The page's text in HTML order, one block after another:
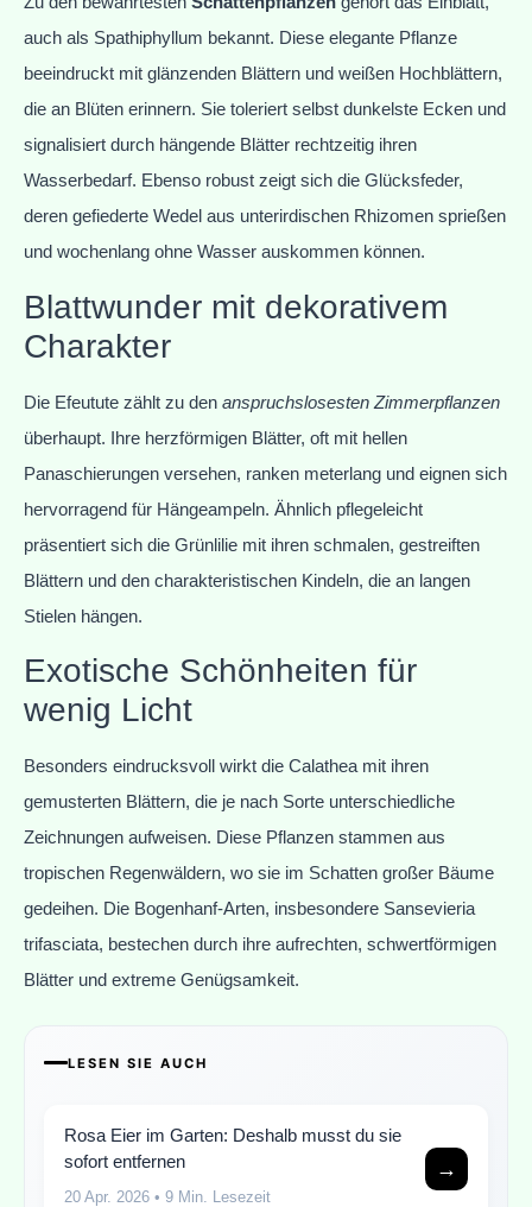
auch als Spathiphyllum bekannt. Diese elegante Pflanze
beeindruckt mit glänzenden Blättern und weißen Hochblättern,
die an Blüten erinnern. Sie toleriert selbst dunkelste Ecken und
signalisiert durch hängende Blätter rechtzeitig ihren
Wasserbedarf. Ebenso robust zeigt sich die Glücksfeder,
deren gefiederte Wedel aus unterirdischen Rhizomen sprießen
und wochenlang ohne Wasser auskommen können.
Blattwunder mit dekorativem
Charakter
Die Efeutute zählt zu den anspruchslosesten Zimmerpflanzen
überhaupt. Ihre herzförmigen Blätter, oft mit hellen
Panaschierungen versehen, ranken meterlang und eignen sich
hervorragend für Hängeampeln. Ähnlich pflegeleicht
präsentiert sich die Grünlilie mit ihren schmalen, gestreiften
Blättern und den charakteristischen Kindeln, die an langen
Stielen hängen.
Exotische Schönheiten für
wenig Licht
Besonders eindrucksvoll wirkt die Calathea mit ihren
gemusterten Blättern, die je nach Sorte unterschiedliche
Zeichnungen aufweisen. Diese Pflanzen stammen aus
tropischen Regenwäldern, wo sie im Schatten großer Bäume
gedeihen. Die Bogenhanf-Arten, insbesondere Sansevieria
trifasciata, bestechen durch ihre aufrechten, schwertförmigen
Blätter und extreme Genügsamkeit.
LESEN SIE AUCH
Rosa Eier im Garten: Deshalb musst du sie
sofort entfernen
20 Apr. 2026 • 9 Min. Lesezeit
→